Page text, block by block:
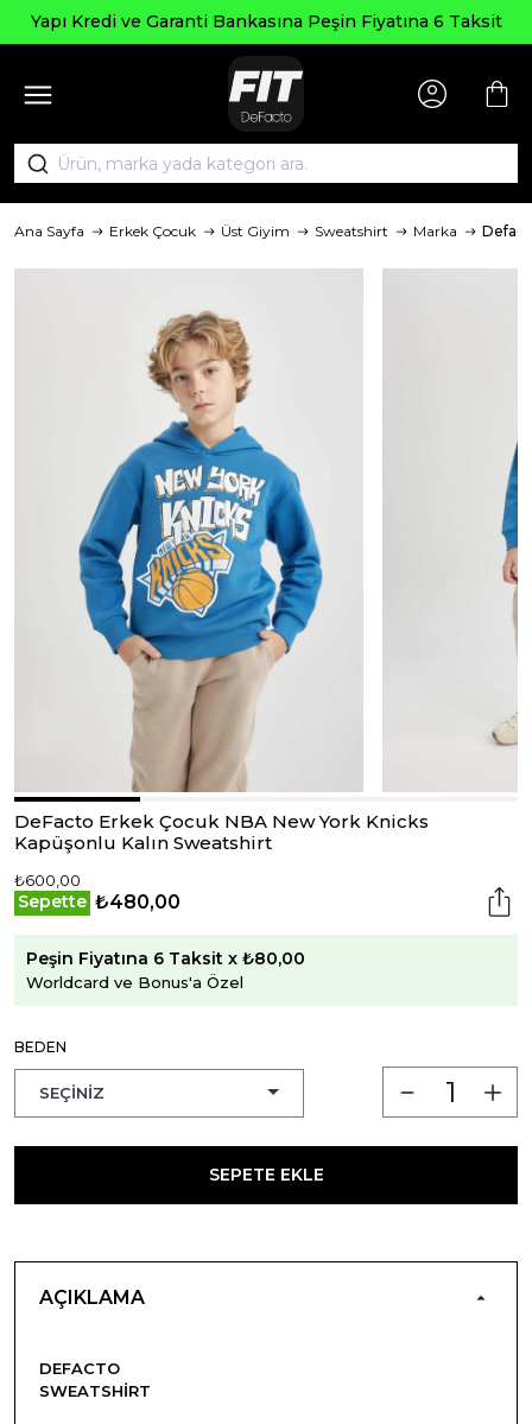
ve Garanti Bankasına Peşin Fiyatına 6 Taksit
Ana Sayfa Erkek Çocuk Üst Giyim Sweatshirt Marka
DeFacto Erkek Çocuk NBA New York Knicks
Kapüşonlu Kalın Sweatshirt
₺600,00
Sepette ₺480,00
Peşin Fiyatına 6 Taksit x ₺80,00
Worldcard ve Bonus'a Özel
BEDEN
SEPETE EKLE
AÇIKLAMA
DEFACTO
SWEATSHIRT